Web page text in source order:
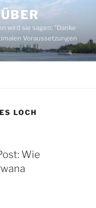
wird sie sagen: "Danke
Voraussetzungen
LOCH
Wie